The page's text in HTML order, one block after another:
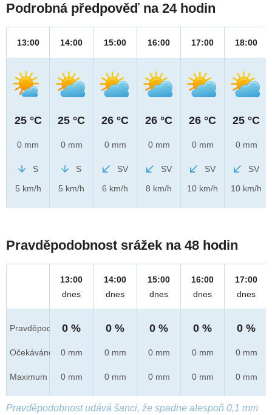
Podrobná předpověď na 24 hodin
13:00
25 °C
0 mm
S
5 km/h
14:00
25 °C
0 mm
S
5 km/h
15:00
26 °C
0 mm
SV
6 km/h
16:00
26 °C
0 mm
SV
8 km/h
17:00
26 °C
0 mm
SV
10 km/h
18:00
25 °C
0 mm
SV
10 km/h
Pravděpodobnost srážek na 48 hodin
Pravděpod.
Očekáváno
Maximum
13:00
dnes
0 %
0 mm
0 mm
14:00
dnes
0 %
0 mm
0 mm
15:00
dnes
0 %
0 mm
0 mm
16:00
dnes
0 %
0 mm
0 mm
17:00
dnes
0 %
0 mm
0 mm
Pravděpodobnost udává šanci, že spadne alespoň 0,1 mm